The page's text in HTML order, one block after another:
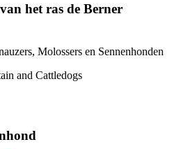
het ras de Berner
Molossers en Sennenhonden
and Cattledogs